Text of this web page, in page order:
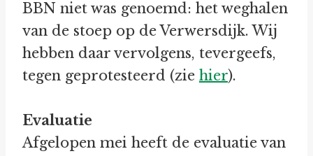
BBN niet was genoemd: het weghalen
van de stoep op de Verwersdijk. Wij
hebben daar vervolgens, tevergeefs,
tegen geprotesteerd (zie hier).
Evaluatie
Afgelopen mei heeft de evaluatie van